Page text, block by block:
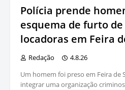
Polícia prende
esquema de furto
locadoras em Feira
Redação
4.8.26
Um homem foi preso em Feira de
integrar uma organização